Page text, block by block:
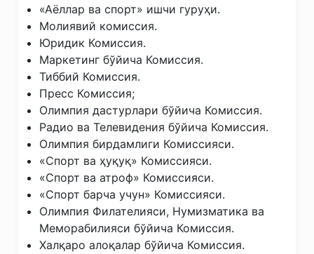
«Аёллар ва спорт» ишчи гуруҳи.
Молиявий комиссия.
Юридик Комиссия.
Маркетинг бўйича Комиссия.
Тиббий Комиссия.
Пресс Комиссия;
Олимпия дастурлари бўйича Комиссия.
Радио ва Телевидения бўйича Комиссия.
Олимпия бирдамлиги Комиссияси.
«Спорт ва ҳуқуқ» Комиссияси.
«Спорт ва атроф» Комиссияси.
«Спорт барча учун» Комиссияси.
Олимпия Филателияси, Нумизматика ва
Меморабилияси бўйича Комиссия.
Халқаро алоқалар бўйича Комиссия.